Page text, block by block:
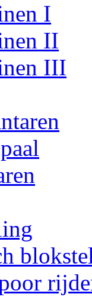
I
II
III